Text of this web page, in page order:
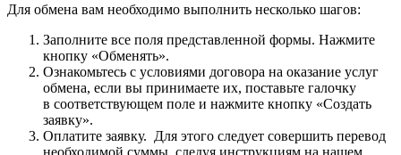
Для обмена вам необходимо выполнить несколько шагов:
Заполните все поля представленной формы. Нажмите
кнопку «Обменять».
Ознакомьтесь с условиями договора на оказание услуг
обмена, если вы принимаете их, поставьте галочку
в соответствующем поле и нажмите кнопку «Создать
заявку».
Оплатите заявку. Для этого следует совершить перевод
необходимой суммы, следуя инструкциям на нашем